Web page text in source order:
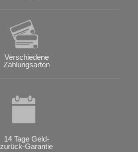
Verschiedene
Zahlungsarten
14 Tage Geld-
zurück-Garantie